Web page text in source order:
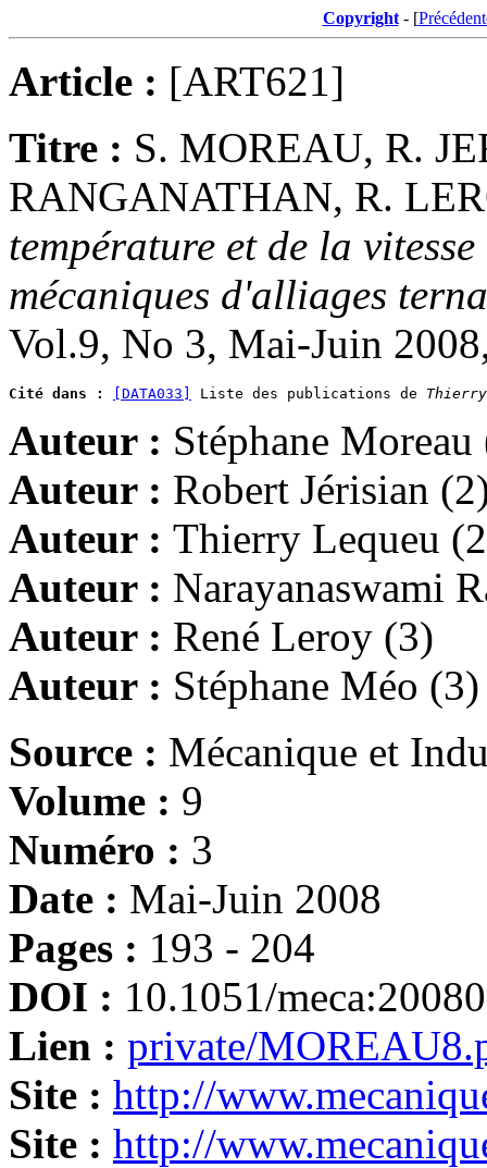
Copyright- [
Article : [ART621]
Titre : S. MOREAU, R.
RANGANATHAN, R.
température et de la
mécaniques d'alliages
Vol.9, No 3, Mai-Juin
Cité dans : [DATA033] Liste des publications de Thierry
Auteur : Stéphane
Auteur : Robert Jérisian
Auteur : Thierry Lequeu
Auteur : Narayanaswami
Auteur : René Leroy (3)
Auteur : Stéphane Méo (3)
Source : Mécanique et
Volume : 9
Numéro : 3
Date : Mai-Juin 2008
Pages : 193 - 204
DOI : 10.1051/
Lien : private/
Site : http://
Site : http://